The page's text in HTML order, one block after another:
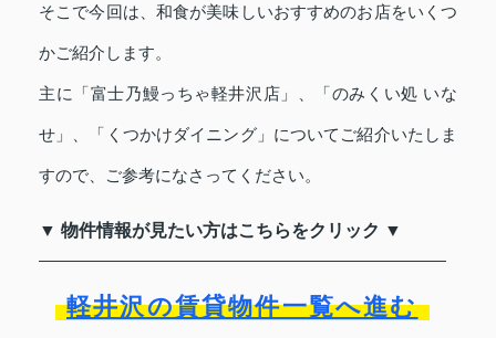
そこで今回は、和食が美味しいおすすめのお店をいくつ
かご紹介します。
主に「富士乃鰻っちゃ軽井沢店」、「のみくい処 いな
せ」、「くつかけダイニング」についてご紹介いたしま
すので、ご参考になさってください。
▼ 物件情報が見たい方はこちらをクリック ▼
軽井沢の賃貸物件一覧へ進む